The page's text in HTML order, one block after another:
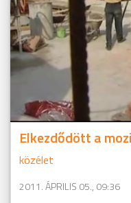
Elkezdődött a
közélet
2011. ÁPRILIS 05., 09:36